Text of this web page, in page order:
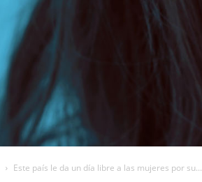
Este país le da un día libre a las mujeres por su...